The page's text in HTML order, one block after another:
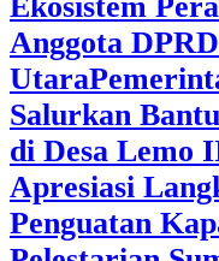
Anggota
Utara
Salurkan
di Desa Lemo
Apresiasi
Penguatan